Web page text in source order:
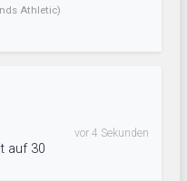
Athletic)
auf 30
vor 4 Sekunden